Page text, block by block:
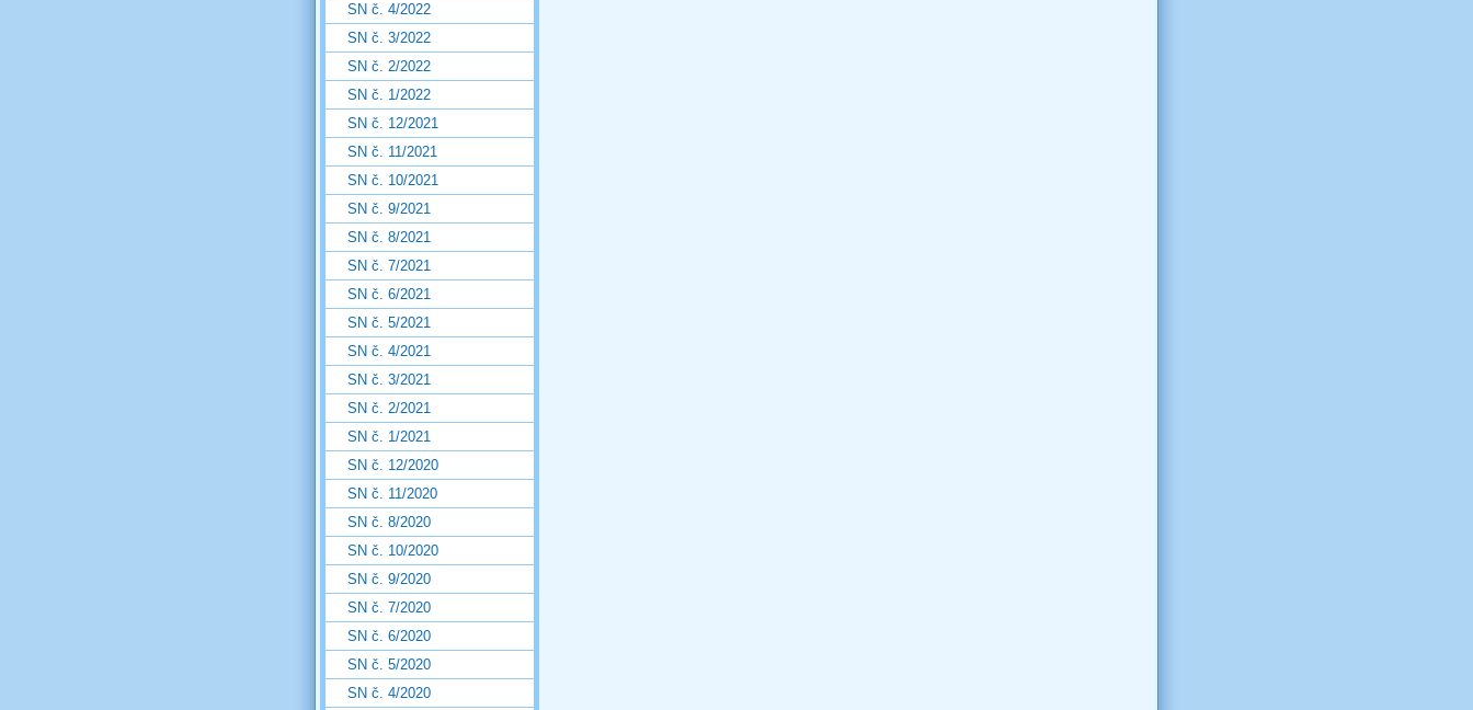
SN č. 4/2022
SN č. 3/2022
SN č. 2/2022
SN č. 1/2022
SN č. 12/2021
SN č. 11/2021
SN č. 10/2021
SN č. 9/2021
SN č. 8/2021
SN č. 7/2021
SN č. 6/2021
SN č. 5/2021
SN č. 4/2021
SN č. 3/2021
SN č. 2/2021
SN č. 1/2021
SN č. 12/2020
SN č. 11/2020
SN č. 8/2020
SN č. 10/2020
SN č. 9/2020
SN č. 7/2020
SN č. 6/2020
SN č. 5/2020
SN č. 4/2020